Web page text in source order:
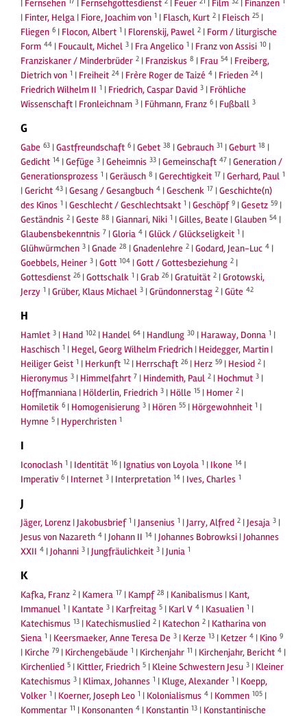
| Fernsehen | Fernsehgottesdienst | Feuer | Film | Finanzen
| Finter, Helga | Fiore, Joachim von 1 | Flasch, Kurt 2 | Fleisch 25 |
Fliegen 6 | Flocon, Albert 1 | Florenskij, Pawel 2 | Form / liturgische
Form 44 | Foucault, Michel 3 | Fra Angelico 1 | Franz von Assisi 10 |
Franziskaner / Minderbrüder 2 | Franziskus 8 | Frau 54 | Freiberg,
Dietrich von 1 | Freiheit 24 | Frère Roger de Taizé 4 | Frieden 24 |
Friedrich Wilhelm II 1 | Friedrich, Caspar David 3 | Fröhliche
Wissenschaft | Fronleichnam 3 | Fühmann, Franz 6 | Fußball 3
G
Gabe 63 |Gastfreundschaft 6 |Gebet 38 |Gebrauch 31 |Geburt 18 |
Gedicht 14 |Gefüge 3 |Geheimnis 33 |Gemeinschaft 47 |Generation /
Generationsprozess 1 |Geräusch 8 |Gerechtigkeit 17 |Gerhard, Paul 1
|Gericht 43 |Gesang / Gesangbuch 4 |Geschenk 17 |Geschichte(n)
des Kinos 1 |Geschlecht / Geschlechtsakt 1 |Geschöpf 9 |Gesetz 59 |
Geständnis 2 |Geste 88 |Giannari, Niki 1 |Gilles, Beate |Glauben 54 |
Glaubensbekenntnis 7 |Gloria 4 |Glück / Glückseligkeit 1 |
Glühwürmchen 3 |Gnade 28 |Gnadenlehre 2 |Godard, Jean-Luc 4 |
Goebbels, Heiner 3 |Gott 104 |Gott / Gottesbeziehung 2 |
Gottesdienst 26 |Gottschalk 1 |Grab 26 |Gratuität 2 |Grotowski,
Jerzy 1 |Grüber, Klaus Michael 3 |Gründonnerstag 2 |Güte 42
H
Hamlet 3 | Hand 102 | Handel 64 | Handlung 30 | Haraway, Donna 1 |
Haschisch 1 | Hegel, Georg Wilhelm Friedrich | Heidegger, Martin |
Heiliger Geist 1 | Herkunft 12 | Herrschaft 26 | Herz 59 | Hesiod 2 |
Hieronymus 3 | Himmelfahrt 7 | Hindemith, Paul 2 | Hochmut 3 |
Hoffmanniana | Hölderlin, Friedrich 3 | Hölle 15 | Homer 2 |
Homiletik 6 | Homogenisierung 3 | Hören 55 | Hörgewohnheit 1 |
Hymne 5 | Hyperchristen 1
I
Iconoclash 1 | Identität 16 | Ignatius von Loyola 1 | Ikone 14 |
Imperativ 6 | Internet 3 | Interpretation 14 | Ives, Charles 1
J
Jäger, Lorenz | Jakobusbrief 1 | Jansenius 1 | Jarry, Alfred 2 | Jesaja 3 |
Jesus von Nazareth 4 | Johann II 14 | Johannes Bobrowksi | Johannes
XXII 4 | Johanni 3 | Jungfräulichkeit 3 | Junia 1
K
Kafka, Franz 2 | Kamera 17 | Kampf 28 | Kanibalismus | Kant,
Immanuel 1 | Kantate 3 | Karfreitag 5 | Karl V 4 | Kasualien 1 |
Katechismus 13 | Katechismuslied 2 | Katechon 2 | Katharina von
Siena 1 | Keersmaeker, Anne Teresa De 3 | Kerze 13 | Ketzer 4 | Kino 9
| Kirche 79 | Kirchengebäude 1 | Kirchenjahr 11 | Kirchenjahr, Bericht 4 |
Kirchenlied 5 | Kittler, Friedrich 5 | Kleine Schwestern Jesu 3 | Kleiner
Katechismus 3 | Klimax, Johannes 1 | Kluge, Alexander 1 | Koepp,
Volker 1 | Koerner, Joseph Leo 1 | Kolonialismus 4 | Kommen 105 |
Kommentar 11 | Konsonanten 4 | Konstantin 13 | Konstantinische